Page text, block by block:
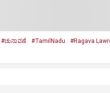
#ಚುನಾವಣೆ #TamilNadu
#Ragava